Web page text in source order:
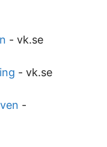
- vk.se
- vk.se
-